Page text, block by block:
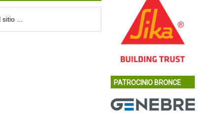
PATROCINIO BRONCE